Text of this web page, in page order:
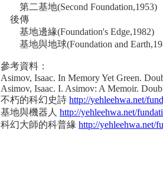
第二基地(Second Foundation,1953)
後傳
基地邊緣(Foundation's Edge,1982)
基地與地球(Foundation and
參考資料：
Asimov, Isaac. In Memory Yet Green.
Asimov, Isaac. I. Asimov: A Memoir.
不朽的科幻史詩 http://yehleehwa.net/
基地與機器人 http://yehleehwa.net/
科幻大師的科普緣 http://yehleehwa.net/